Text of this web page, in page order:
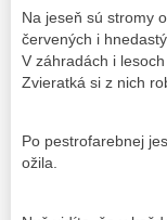
Na jeseň sú stromy
červených i
V záhradách i
Zvieratká si z nich
Po pestrofarebnej
ožila.